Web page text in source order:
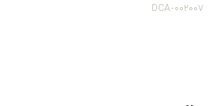
DCA-002007